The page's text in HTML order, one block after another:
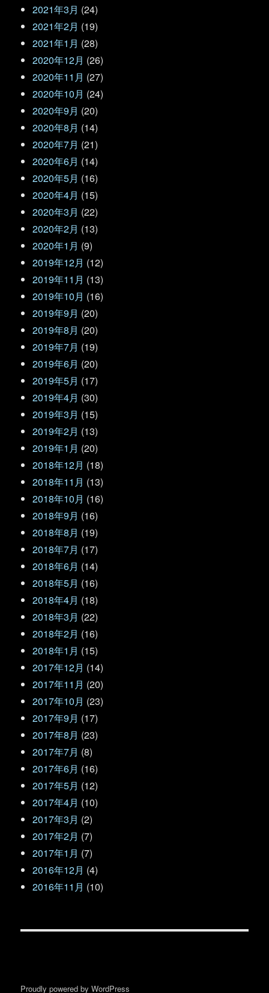
2021年3月 (24)
2021年2月 (19)
2021年1月 (28)
2020年12月 (26)
2020年11月 (27)
2020年10月 (24)
2020年9月 (20)
2020年8月 (14)
2020年7月 (21)
2020年6月 (14)
2020年5月 (16)
2020年4月 (15)
2020年3月 (22)
2020年2月 (13)
2020年1月 (9)
2019年12月 (12)
2019年11月 (13)
2019年10月 (16)
2019年9月 (20)
2019年8月 (20)
2019年7月 (19)
2019年6月 (20)
2019年5月 (17)
2019年4月 (30)
2019年3月 (15)
2019年2月 (13)
2019年1月 (20)
2018年12月 (18)
2018年11月 (13)
2018年10月 (16)
2018年9月 (16)
2018年8月 (19)
2018年7月 (17)
2018年6月 (14)
2018年5月 (16)
2018年4月 (18)
2018年3月 (22)
2018年2月 (16)
2018年1月 (15)
2017年12月 (14)
2017年11月 (20)
2017年10月 (23)
2017年9月 (17)
2017年8月 (23)
2017年7月 (8)
2017年6月 (16)
2017年5月 (12)
2017年4月 (10)
2017年3月 (2)
2017年2月 (7)
2017年1月 (7)
2016年12月 (4)
2016年11月 (10)
Proudly powered by WordPress